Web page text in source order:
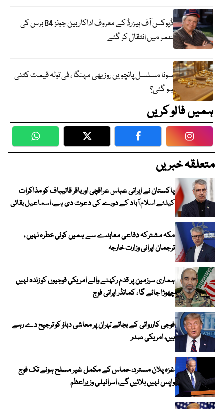
ڈیوکس آف ہیزرڈ کے معروف اداکار بین جونز 84 برس کی
عمر میں انتقال کر گئے
سونا مسلسل پانچویں روز بھی مہنگا ، فی تولہ قیمت کتنی
ہو گئی؟
ہمیں فالو کریں
WhatsApp Twitter Facebook
متعلقہ خبریں
پاکستان نے ایرانی عباس عراقچی اورباقر قالیباف کو مذاکرات
کیلئے اسلام آباد کے دورے کی دعوت دی ہے، اسماعیل بقائی
مکہ مشترکہ دفاعی معاہدے سے ہمیں کوئی خطرہ نہیں ،
ترجمان ایرانی وزارت خارجہ
ہماری سرزمین پر قدم رکھنے والے امریکی فوجیوں کو زندہ نہیں
چھوڑا جائے گا ، کمانڈر ایرانی فوج
فوجی کارروائی کے بجائے تہران پر معاشی دباؤ کو ترجیح دے رہے
ہیں، امریکی صدر
غزہ پلان مسترد، حماس کے مکمل غیر مسلح ہونے تک فوج
واپس نہیں بلائیں گے، اسرائیلی وزیراعظم